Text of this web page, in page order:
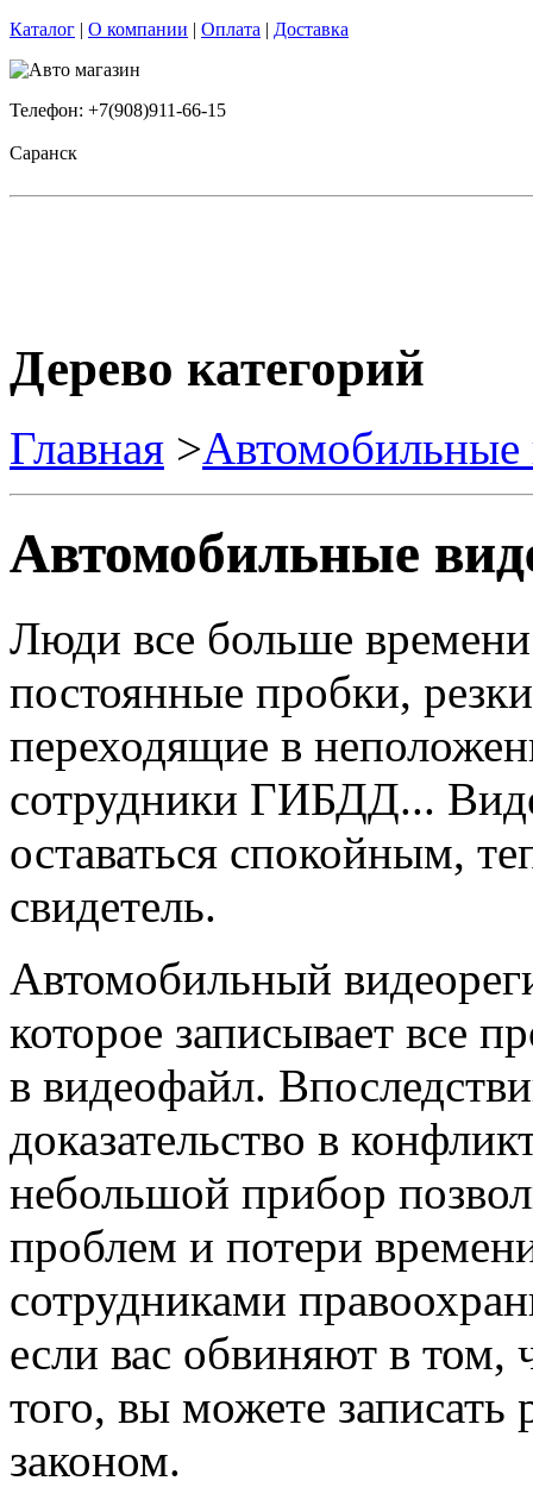
Каталог | О компании | Оплата | Доставка
Телефон: +7(908)911-66-15
Саранск
Дерево категорий
Главная >Автомобильные
Автомобильные
Люди все больше
постоянные пробки,
переходящие в
сотрудники ГИБДД...
оставаться спокойным,
свидетель.
Автомобильный
которое записывает все
в видеофайл.
доказательство в
небольшой прибор
проблем и потери
сотрудниками
если вас обвиняют в том,
того, вы можете записать
законом.